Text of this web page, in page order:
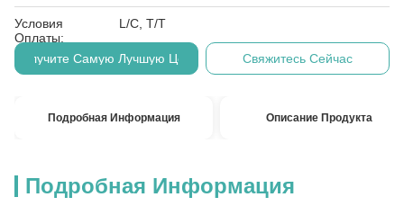
Условия
Оплаты:
L/C, T/T
Получите Самую Лучшую Цену Свяжитесь Сейчас
Подробная Информация Описание Продукта
Подробная Информация